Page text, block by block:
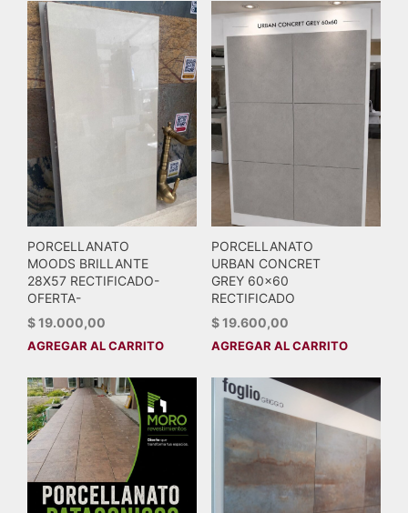
PORCELLANATO
MOODS BRILLANTE
28X57 RECTIFICADO-
OFERTA-
$19.000,00
AGREGAR AL CARRITO
PORCELLANATO
URBAN CONCRET
GREY 60×60
RECTIFICADO
$19.600,00
AGREGAR AL CARRITO